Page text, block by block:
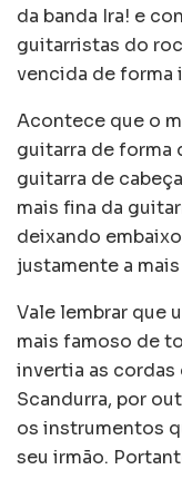
da banda Ira! e
guitarristas do
vencida de forma
Acontece que o
guitarra de forma
guitarra de
mais fina da
deixando
justamente a
Vale lembrar que
mais famoso de
invertia as cordas
Scandurra, por
os instrumentos
seu irmão.